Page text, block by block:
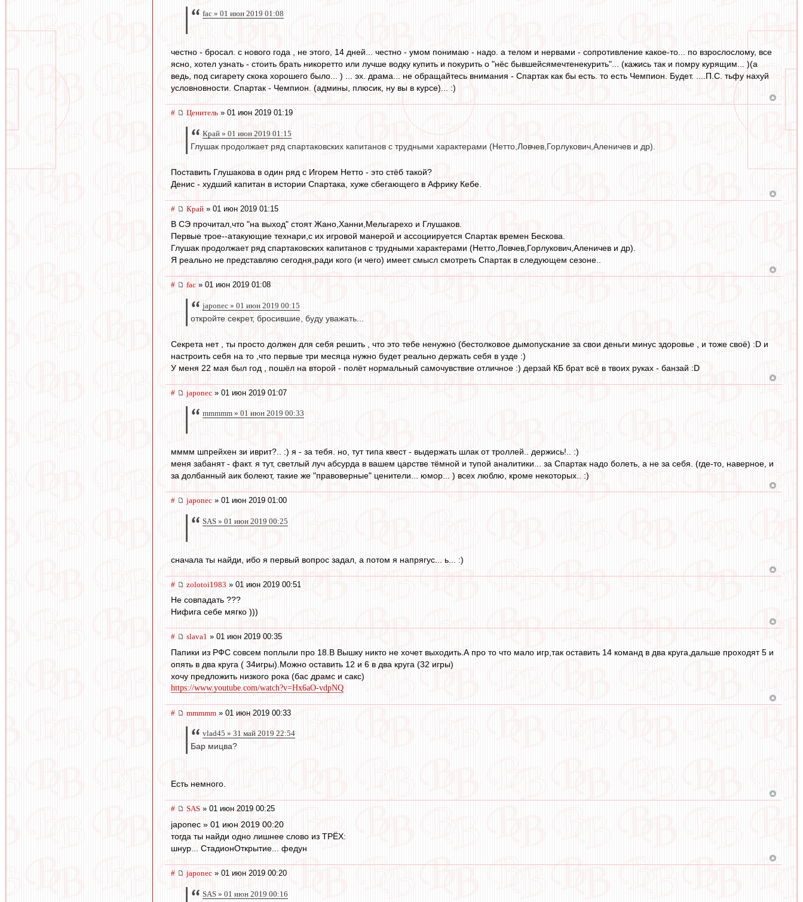
fac » 01 июн 2019 01:08
честно - бросал. с нового года , не этого, 14 дней... честно - умом понимаю - надо. а телом и нервами - сопротивление какое-то... по взрослослому, все
ясно, хотел узнать - стоить брать никоретто или лучше водку купить и покурить о "нёс бывшейсямечтенекурить"... (кажись так и помру курящим... )(а
ведь, под сигарету скока хорошего было... ) ... эх. драма... не обращайтесь внимания - Спартак как бы есть. то есть Чемпион. Будет. ....П.С. тьфу нахуй
условновности. Спартак - Чемпион. (админы, плюсик, ну вы в курсе)... :)
# Ценитель » 01 июн 2019 01:19
Край » 01 июн 2019 01:15
Глушак продолжает ряд спартаковских капитанов с трудными характерами (Нетто,Ловчев,Горлукович,Аленичев и др).
Поставить Глушакова в один ряд с Игорем Нетто - это стёб такой?
Денис - худший капитан в истории Спартака, хуже сбегающего в Африку Кебе.
# Край » 01 июн 2019 01:15
В СЭ прочитал,что "на выход" стоят Жано,Ханни,Мельгарехо и Глушаков.
Первые трое--атакующие технари,с их игровой манерой и ассоциируется Спартак времен Бескова.
Глушак продолжает ряд спартаковских капитанов с трудными характерами (Нетто,Ловчев,Горлукович,Аленичев и др).
Я реально не представляю сегодня,ради кого (и чего) имеет смысл смотреть Спартак в следующем сезоне..
# fac » 01 июн 2019 01:08
japonec » 01 июн 2019 00:15
откройте секрет, бросившие, буду уважать...
Секрета нет , ты просто должен для себя решить , что это тебе ненужно (бестолковое дымопускание за свои деньги минус здоровье , и тоже своё) :D и
настроить себя на то ,что первые три месяца нужно будет реально держать себя в узде :)
У меня 22 мая был год , пошёл на второй - полёт нормальный самочувствие отличное :) дерзай КБ брат всё в твоих руках - банзай :D
# japonec » 01 июн 2019 01:07
mmmmm » 01 июн 2019 00:33
мммм шпрейхен зи иврит?.. :) я - за тебя. но, тут типа квест - выдержать шлак от троллей.. держись!.. :)
меня забанят - факт. я тут, светлый луч абсурда в вашем царстве тёмной и тупой аналитики... за Спартак надо болеть, а не за себя. (где-то, наверное, и
за долбанный аик болеют, такие же "правоверные" ценители... юмор... ) всех люблю, кроме некоторых.. :)
# japonec » 01 июн 2019 01:00
SAS » 01 июн 2019 00:25
сначала ты найди, ибо я первый вопрос задал, а потом я напрягус... ь... :)
# zolotoi1983 » 01 июн 2019 00:51
Не совпадать ???
Нифига себе мягко )))
# slava1 » 01 июн 2019 00:35
Папики из РФС совсем поплыли про 18.В Вышку никто не хочет выходить.А про то что мало игр,так оставить 14 команд в два круга,дальше проходят 5 и
опять в два круга ( 34игры).Можно оставить 12 и 6 в два круга (32 игры)
хочу предложить низкого рока (бас драмс и сакс)
https://www.youtube.com/watch?v=Hx6aO-vdpNQ
# mmmmm » 01 июн 2019 00:33
vlad45 » 31 май 2019 22:54
Бар мицва?
Есть немного.
# SAS » 01 июн 2019 00:25
japonec » 01 июн 2019 00:20
тогда ты найди одно лишнее слово из ТРЁХ:
шнур... СтадионОткрытие... федун
# japonec » 01 июн 2019 00:20
SAS » 01 июн 2019 00:16